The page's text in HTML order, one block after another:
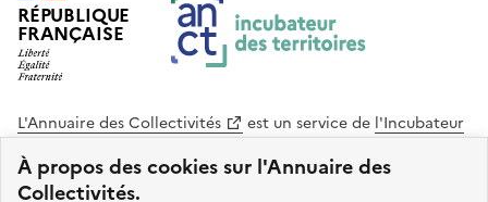
À propos des cookies sur l'Annuaire des
Collectivités.
RÉPUBLIQUE
FRANÇAISE
L'Annuaire des Collectivités est un service de l'Incubateur
des Territoires
Cohésion des Territoires
. Le code source de ce site web